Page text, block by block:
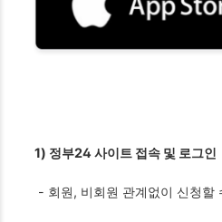
1) 정부24 사이트 접속 및 로그인
- 회원, 비회원 관계없이 신청할